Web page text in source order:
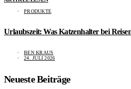
PRODUKTE
Urlaubszeit: Was Katzenhalter bei
BEN KRAUS
24. JULI 2026
Neueste Beiträge